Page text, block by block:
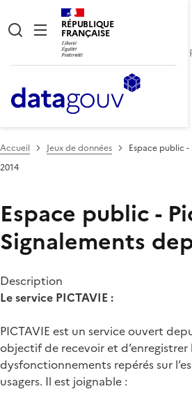
RÉPUBLIQUE
FRANÇAISE
Accueil Jeux de données
Espace public
2014
Espace public -
Signalements
Description
Le service PICTAVIE :
PICTAVIE est un service ouvert
objectif de recevoir et d’enregistrer
dysfonctionnements repérés sur
usagers. Il est joignable :